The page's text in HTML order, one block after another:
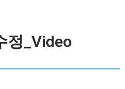
정_Video